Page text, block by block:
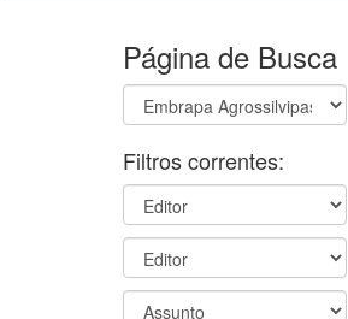
Página de Busca
Filtros correntes: